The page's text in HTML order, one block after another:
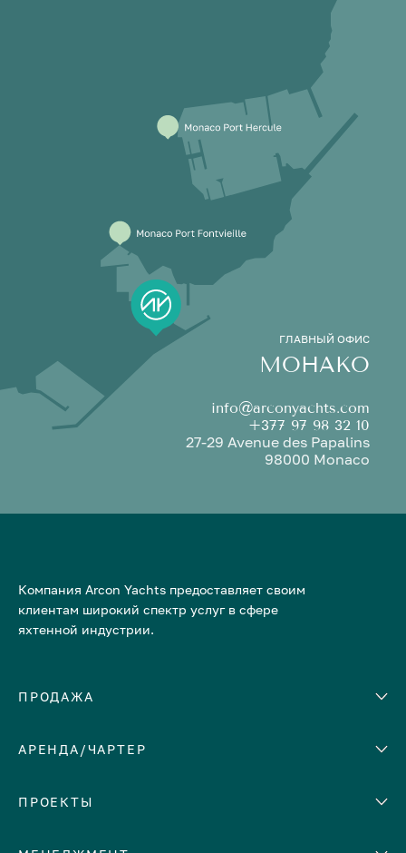
ГЛАВНЫЙ ОФИС
МОНАКО
info@arconyachts.com
+377 97 98 32 10
27-29 Avenue des Papalins
98000 Monaco
Компания Arcon Yachts предоставляет своим
клиентам широкий спектр услуг в сфере
яхтенной индустрии.
ПРОДАЖА
Количество кают
АРЕНДА/ЧАРТЕР
ЕВРОПА
ПРОЕКТЫ